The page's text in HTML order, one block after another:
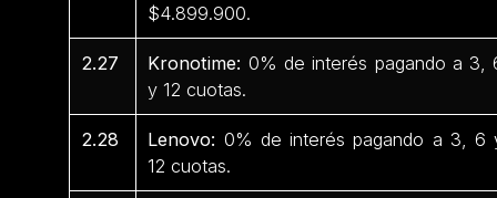
$4.899.900.
2.27 Kronotime: 0% de interés pagando a 3,
y 12 cuotas.
2.28 Lenovo: 0% de interés pagando a 3, 6
12 cuotas.